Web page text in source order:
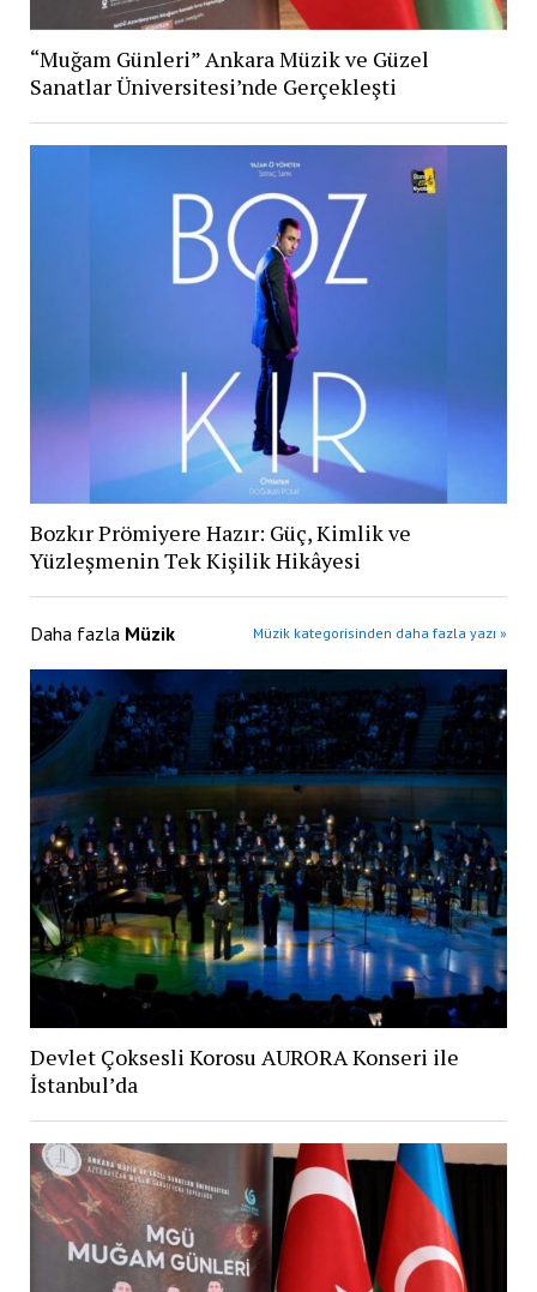
“Muğam Günleri” Ankara Müzik ve Güzel
Sanatlar Üniversitesi’nde Gerçekleşti
Bozkır Prömiyere Hazır: Güç, Kimlik ve
Yüzleşmenin Tek Kişilik Hikâyesi
Daha fazla Müzik Müzik kategorisinden daha fazla yazı »
Devlet Çoksesli Korosu AURORA Konseri ile
İstanbul’da